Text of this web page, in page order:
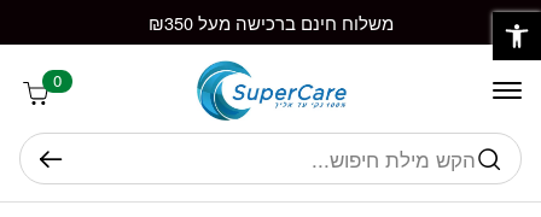
Skip to Content משלוח חינם ברכישה מעל ₪350
0
חיפוש
בחזרה למעלה
פתח סרגל נגישות